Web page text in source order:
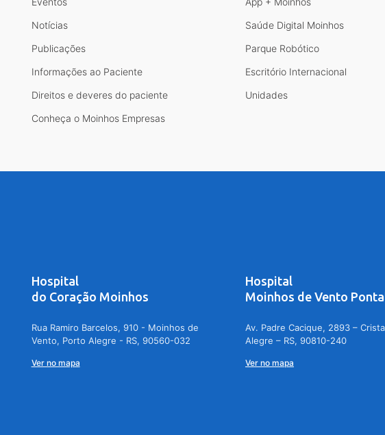
Notícias
Publicações
Informações ao Paciente
Direitos e deveres do paciente
Conheça o Moinhos Empresas
Saúde Digital Moinhos
Parque Robótico
Escritório Internacional
Unidades
Hospital
do Coração Moinhos
Rua Ramiro Barcelos, 910 - Moinhos de
Vento, Porto Alegre - RS, 90560-032
Ver no mapa
Hospital
Moinhos de Vento
Av. Padre Cacique, 2893 –
Alegre – RS, 90810-240
Ver no mapa